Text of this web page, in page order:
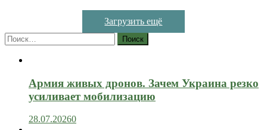
Загрузить ещё
Найти:
Армия живых дронов. Зачем Украина резко
усиливает мобилизацию
28.07.20260